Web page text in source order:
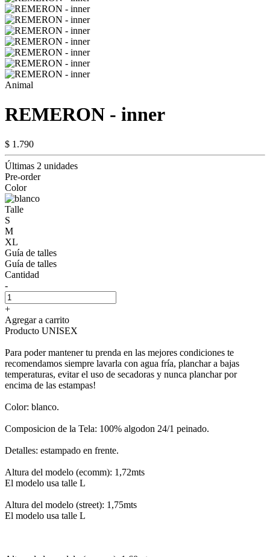
Animal
REMERON - inner
$ 1.790
Últimas 2 unidades
Pre-order
Color
Talle
S
M
XL
Guía de talles
Guía de talles
Cantidad
-
+
Agregar a carrito
Producto UNISEX
Para poder mantener tu prenda en las mejores condiciones te
recomendamos siempre lavarla con agua fría, planchar a bajas
temperaturas, evitar el uso de secadoras y nunca planchar por
encima de las estampas!
Color: blanco.
Composicion de la Tela: 100% algodon 24/1 peinado.
Detalles: estampado en frente.
Altura del modelo (ecomm): 1,72mts
El modelo usa talle L
Altura del modelo (street): 1,75mts
El modelo usa talle L